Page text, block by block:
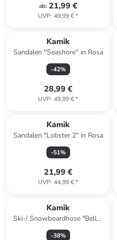
ab: 21,99 €
UVP: 49,99 €*
Kamik
Sandalen ''Seashore'' in Rosa
-42%
28,99 €
UVP: 49,99 €*
Kamik
Sandalen "Lobster 2" in Rosa
-51%
21,99 €
UVP: 44,99 €*
Kamik
Ski-/ Snowboardhose "Bella"
in Türkis
-38%